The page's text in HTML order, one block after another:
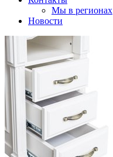
Мы в регионах
Новости